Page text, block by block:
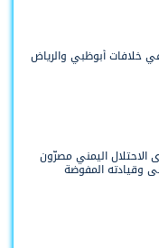
خلافات أبوظبي والرياض
الاحتلال اليمني مصرّون
وقيادته المفوضة